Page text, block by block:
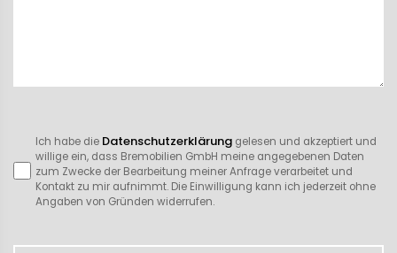
Ich habe die Datenschutzerklärung gelesen und akzeptiert und
willige ein, dass Bremobilien GmbH meine angegebenen Daten
zum Zwecke der Bearbeitung meiner Anfrage verarbeitet und
Kontakt zu mir aufnimmt. Die Einwilligung kann ich jederzeit ohne
Angaben von Gründen widerrufen.